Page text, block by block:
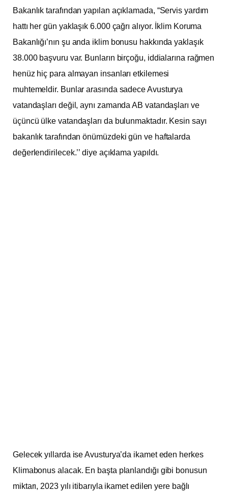
Bakanlık tarafından yapılan açıklamada, “Servis yardım
hattı her gün yaklaşık 6.000 çağrı alıyor. İklim Koruma
Bakanlığı’nın şu anda iklim bonusu hakkında yaklaşık
38.000 başvuru var. Bunların birçoğu, iddialarına rağmen
henüz hiç para almayan insanları etkilemesi
muhtemeldir. Bunlar arasında sadece Avusturya
vatandaşları değil, aynı zamanda AB vatandaşları ve
üçüncü ülke vatandaşları da bulunmaktadır. Kesin sayı
bakanlık tarafından önümüzdeki gün ve haftalarda
değerlendirilecek.’’ diye açıklama yapıldı.
Gelecek yıllarda ise Avusturya’da ikamet eden herkes
Klimabonus alacak. En başta planlandığı gibi bonusun
miktarı, 2023 yılı itibarıyla ikamet edilen yere bağlı